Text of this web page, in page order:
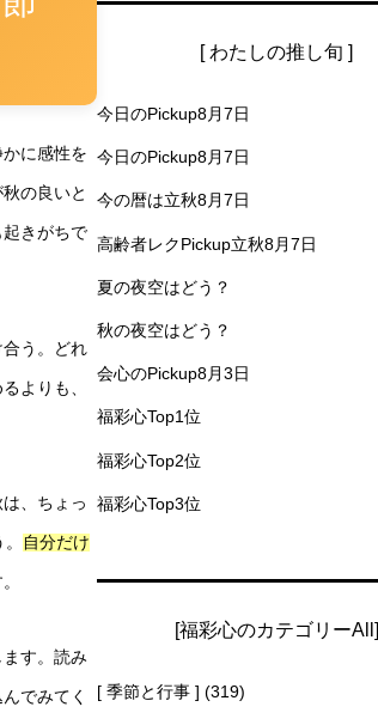
に感性を
の良いと
きがちで
う。どれ
よりも、
、ちょっ
自分だけ
す。読み
でみてく
[ わたしの推し旬 ]
今日のPickup8月7日
今日のPickup8月7日
今の暦は立秋8月7日
高齢者レクPickup立秋8月7日
夏の夜空はどう？
秋の夜空はどう？
会心のPickup8月3日
福彩心Top1位
福彩心Top2位
福彩心Top3位
[福彩心のカテゴリーAll]
[ 季節と行事 ] (319)